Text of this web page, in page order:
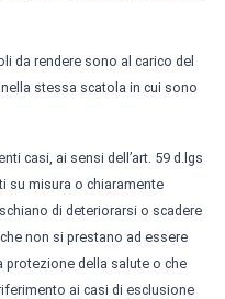
da rendere sono al carico del
stessa scatola in cui sono
casi, ai sensi dell’art. 59 d.lgs
su misura o chiaramente
di deteriorarsi o scadere
non si prestano ad essere
della salute o che
ai casi di esclusione